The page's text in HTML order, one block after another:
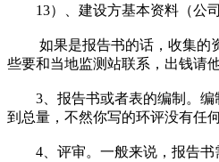
13）、建设方基本资料（公司
如果是报告书的话，收集的资
些要和当地监测站联系，出钱请
3、报告书或者表的编制。编制
到总量，不然你写的环评没有任
4、评审。一般来说，报告书需